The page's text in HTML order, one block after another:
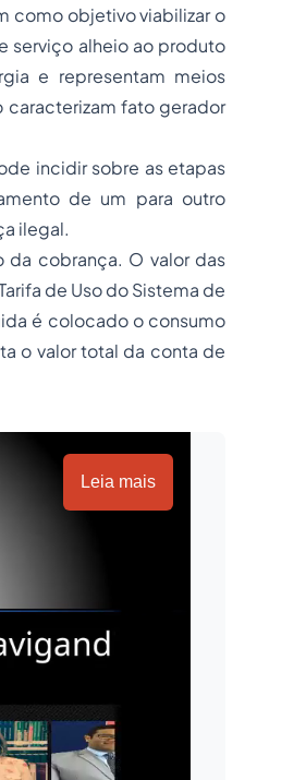
como objetivo viabilizar o
serviço alheio ao produto
e representam meios
caracterizam fato gerador
incidir sobre as etapas
de um para outro
ilegal.
da cobrança. O valor das
de Uso do Sistema de
é colocado o consumo
o valor total da conta de
Leia mais